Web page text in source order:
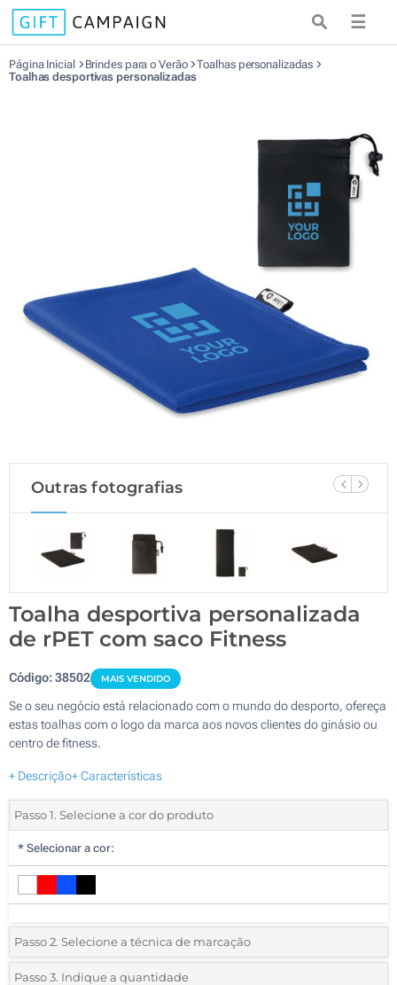
☰
Página Inicial Brindes para o Verão
Toalhas personalizadas
Toalhas desportivas personalizadas
Outras fotografias
Toalha desportiva personalizada
de rPET com saco Fitness
Código:38502 MAIS VENDIDO
Se o seu negócio está relacionado com o mundo do desporto, ofereça
estas toalhas com o logo da marca aos novos clientes do ginásio ou
centro de fitness.
+ Descrição+ Características
Passo 1. Selecione a cor do produto
* Selecionar a cor:
Passo 2. Selecione a técnica de marcação
*Selecione o tipo de marcação e as cores do logotipo:
Passo 3. Indique a quantidade